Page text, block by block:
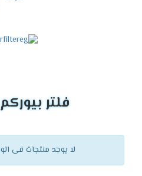
فلتر بيوركم 5
لا يوجد منتجات فى